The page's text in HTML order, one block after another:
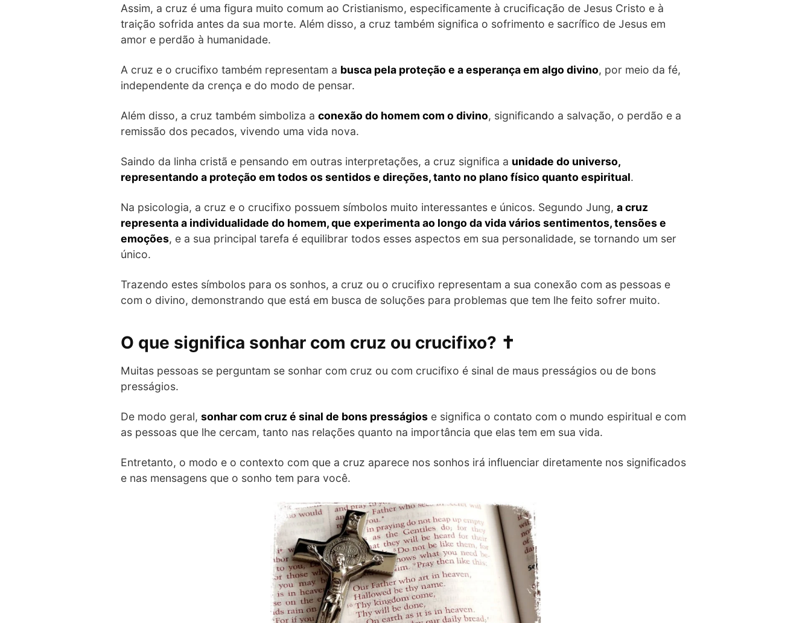
Assim, a cruz é uma figura muito comum ao Cristianismo, especificamente à crucificação de Jesus Cristo e à
traição sofrida antes da sua morte. Além disso, a cruz também significa o sofrimento e sacrífico de Jesus em
amor e perdão à humanidade.
A cruz e o crucifixo também representam a busca pela proteção e a esperança em algo divino, por meio da fé,
independente da crença e do modo de pensar.
Além disso, a cruz também simboliza a conexão do homem com o divino, significando a salvação, o perdão e a
remissão dos pecados, vivendo uma vida nova.
Saindo da linha cristã e pensando em outras interpretações, a cruz significa a unidade do universo,
representando a proteção em todos os sentidos e direções, tanto no plano físico quanto espiritual.
Na psicologia, a cruz e o crucifixo possuem símbolos muito interessantes e únicos. Segundo Jung, a cruz
representa a individualidade do homem, que experimenta ao longo da vida vários sentimentos, tensões e
emoções, e a sua principal tarefa é equilibrar todos esses aspectos em sua personalidade, se tornando um ser
único.
Trazendo estes símbolos para os sonhos, a cruz ou o crucifixo representam a sua conexão com as pessoas e
com o divino, demonstrando que está em busca de soluções para problemas que tem lhe feito sofrer muito.
O que significa sonhar com cruz ou crucifixo? ✝️
Muitas pessoas se perguntam se sonhar com cruz ou com crucifixo é sinal de maus presságios ou de bons
presságios.
De modo geral, sonhar com cruz é sinal de bons presságios e significa o contato com o mundo espiritual e com
as pessoas que lhe cercam, tanto nas relações quanto na importância que elas tem em sua vida.
Entretanto, o modo e o contexto com que a cruz aparece nos sonhos irá influenciar diretamente nos significados
e nas mensagens que o sonho tem para você.